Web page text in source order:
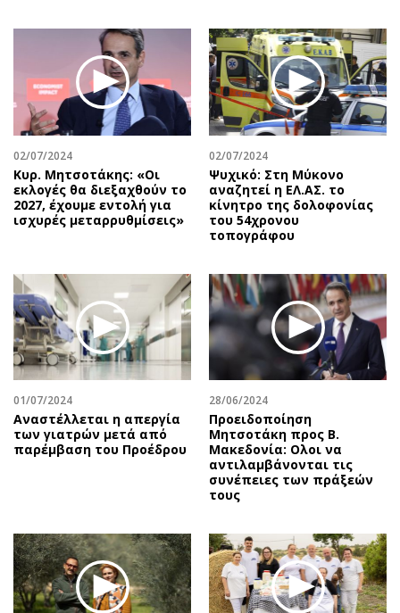
Προεδρικές 2023
Δημοσκοπήσεις
Διπλωματία
Αθλητισμός
Κύπρος
Ελλάδα
Διεθνή
Κληρώσεις Allwyn
Real Estate
Επιχειρήσεις
Αγορές
Money Review
AstroBank Properties
Trends
Ενέργεια
Κόσμος
Παράξενα
Πολιτισμός
Πωλούνται
Ζητούν εργασία
Θέσεις εργασίας
Geek
Νέα
Κινητά-tablets
Social
Αυτοκίνηση
Αφιερώματα
Οικονομία
Γενικά
Αναδρομές
Πρόσωπα
Περιβάλλον
Good Life
Γυναίκα
Showbiz
Ταξίδια
Έξοδος
Media
Εκπομπές
02/07/2024
Κυρ. Μητσοτάκης: «Οι
εκλογές θα διεξαχθούν το
2027, έχουμε εντολή για
ισχυρές μεταρρυθμίσεις»
02/07/2024
Ψυχικό: Στη Μύκονο
αναζητεί η ΕΛ.ΑΣ. το
κίνητρο της δολοφονίας
του 54χρονου
τοπογράφου
01/07/2024
Αναστέλλεται η απεργία
των γιατρών μετά από
παρέμβαση του Προέδρου
28/06/2024
Προειδοποίηση
Μητσοτάκη προς Β.
Μακεδονία: Ολοι να
αντιλαμβάνονται τις
συνέπειες των πράξεών
τους